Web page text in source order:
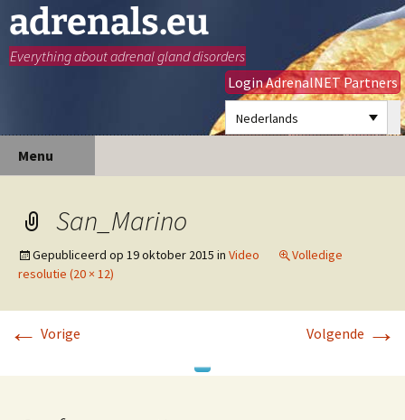
adrenals.eu
Everything about adrenal gland disorders
Login AdrenalNET Partners
Nederlands
Menu
inhoud
San_Marino
Gepubliceerd op 19 oktober 2015 in Video
Volledige
resolutie (20 × 12)
← Vorige Volgende →